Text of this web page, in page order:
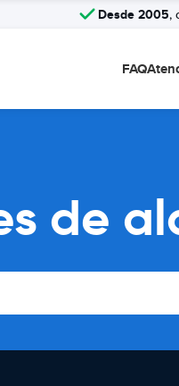
Desde 2005,
FAQ
de